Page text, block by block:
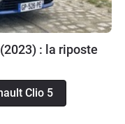
: la riposte
Clio 5